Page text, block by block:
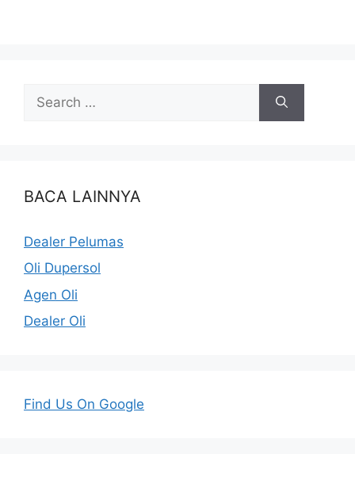
BACA LAINNYA
Dealer Pelumas
Oli Dupersol
Agen Oli
Dealer Oli
Find Us On Google